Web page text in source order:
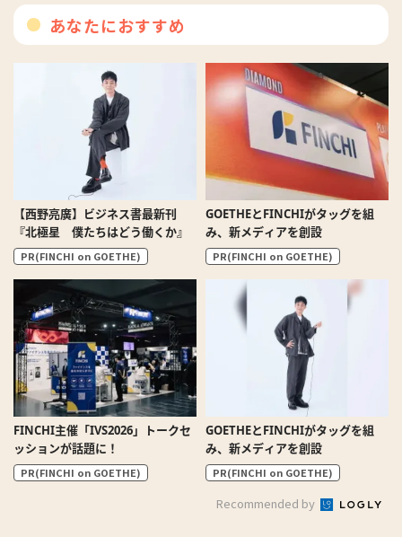
あなたにおすすめ
【西野亮廣】ビジネス書最新刊
『北極星 僕たちはどう働くか』
PR(FINCHI on GOETHE)
GOETHEとFINCHIがタッグを組
み、新メディアを創設
PR(FINCHI on GOETHE)
FINCHI主催「IVS2026」トークセ
ッションが話題に！
PR(FINCHI on GOETHE)
GOETHEとFINCHIがタッグを組
み、新メディアを創設
PR(FINCHI on GOETHE)
Recommended by